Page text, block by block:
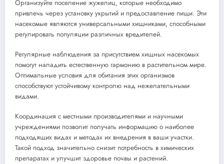
Организуйте поселение жужелиц, которые необходимо
привлечь через установку укрытий и предоставление пищи. Эти
насекомые являются универсальными хищниками, способными
регулировать популяции различных вредителей.
Регулярные наблюдения за присутствием хищных насекомых
помогут наладить естественную гармонию в растительном мире.
Оптимальные условия для обитания этих организмов
способствуют устойчивому контролю над нежелательными
видами.
Координация с местными производителями и научными
учреждениями позволит получать информацию о наиболее
подходящих видах и методах их внедрения в ваши участки.
Такой подход значительно снизит потребность в химических
препаратах и улучшит здоровье почвы и растений.